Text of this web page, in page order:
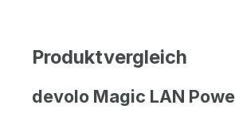
Produktvergleich
devolo Magic LAN